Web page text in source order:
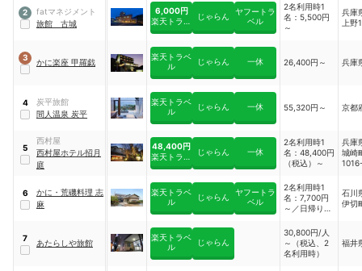
2
fatマネジメント
旅館 古城
6,000円
楽天トラベ
じゃらん
ヤフートラ
ベル
2名利用時1
名：5,500円
～
兵庫
上
3 かに楽座 甲羅戯
楽天トラベ
ル
じゃらん 一休 26,400円～ 兵庫
4
炭平旅館
間人温泉 炭平
楽天トラベ
ル
じゃらん 一休 55,320円～ 京都
5
西村屋
西村屋ホテル招月
庭
48,400円
楽天トラベ
じゃらん 一休
2名利用時1
名：48,400円
（税込）～
兵庫
城崎
6
かに・荒磯料理 志
麻
楽天トラベ
ル
じゃらん
ヤフートラ
ベル
2名利用時1
名：7,700円
～／日帰り宴
石川
伊切
7 あたらしや旅館
楽天トラベ
ル
じゃらん
30,800円/人
～（税込、2
名利用時）
福井